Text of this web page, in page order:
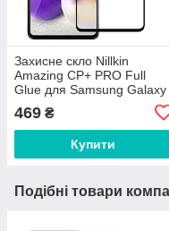
Захисне скло Nillkin
Amazing CP+ PRO Full
Glue для Samsung Galaxy
469 ₴
Купити
Подібні товари